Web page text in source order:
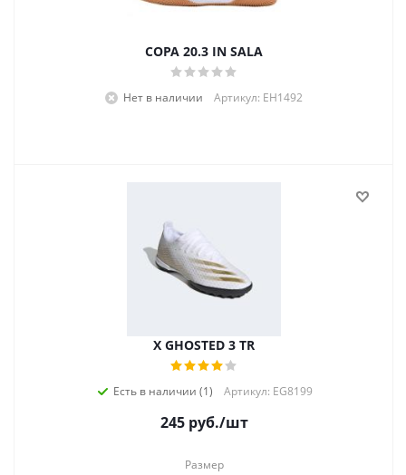
COPA 20.3 IN SALA
Нет в наличии Артикул: EH1492
X GHOSTED 3 TR
Есть в наличии (1) Артикул: EG8199
245руб./шт
Размер